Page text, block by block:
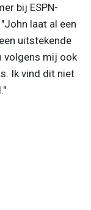
bij ESPN-
laat al een
uitstekende
volgens mij ook
Ik vind dit niet